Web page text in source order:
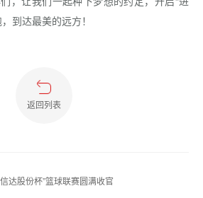
到达最美的远方！
返回列表
达股份杯”篮球联赛圆满收官